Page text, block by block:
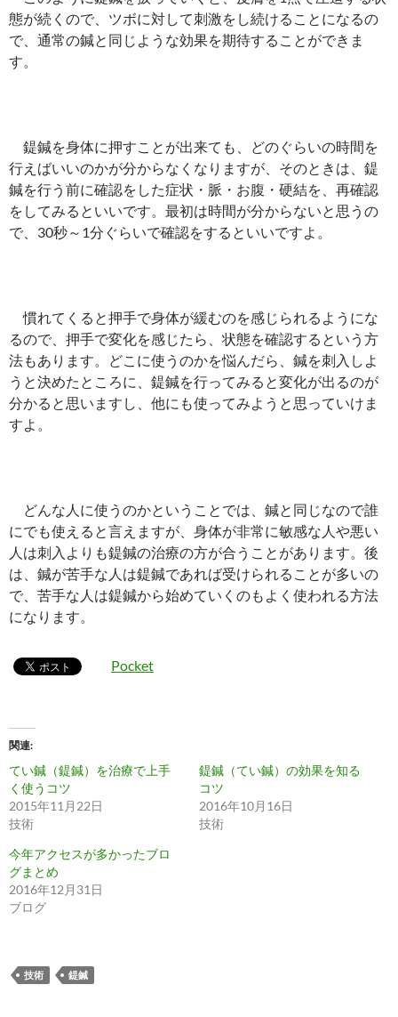
態が続くので、ツボに対して刺激をし続けることになるの
で、通常の鍼と同じような効果を期待することができま
す。
鍉鍼を身体に押すことが出来ても、どのぐらいの時間を
行えばいいのかが分からなくなりますが、そのときは、鍉
鍼を行う前に確認をした症状・脈・お腹・硬結を、再確認
をしてみるといいです。最初は時間が分からないと思うの
で、30秒～1分ぐらいで確認をするといいですよ。
慣れてくると押手で身体が緩むのを感じられるようにな
るので、押手で変化を感じたら、状態を確認するという方
法もあります。どこに使うのかを悩んだら、鍼を刺入しよ
うと決めたところに、鍉鍼を行ってみると変化が出るのが
分かると思いますし、他にも使ってみようと思っていけま
すよ。
どんな人に使うのかということでは、鍼と同じなので誰
にでも使えると言えますが、身体が非常に敏感な人や悪い
人は刺入よりも鍉鍼の治療の方が合うことがあります。後
は、鍼が苦手な人は鍉鍼であれば受けられることが多いの
で、苦手な人は鍉鍼から始めていくのもよく使われる方法
になります。
Pocket
関連
てい鍼（鍉鍼）を治療で上手
く使うコツ
2015年11月22日
技術
鍉鍼（てい鍼）の効果を知る
コツ
2016年10月16日
技術
今年アクセスが多かったブロ
グまとめ
2016年12月31日
ブログ
技術 鍉鍼